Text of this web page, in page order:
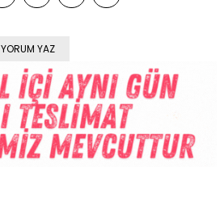
YORUM YAZ